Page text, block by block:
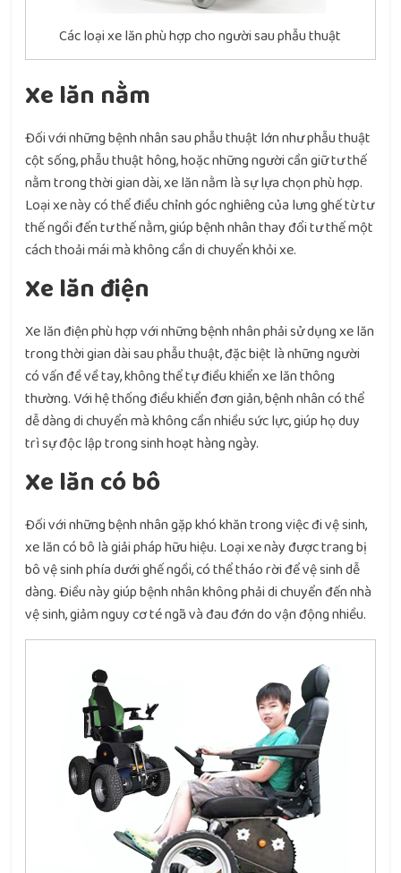
Các loại xe lăn phù hợp cho người sau phẫu thuật
Xe lăn nằm
Đối với những bệnh nhân sau phẫu thuật lớn như phẫu thuật
cột sống, phẫu thuật hông, hoặc những người cần giữ tư thế
nằm trong thời gian dài, xe lăn nằm là sự lựa chọn phù hợp.
Loại xe này có thể điều chỉnh góc nghiêng của lưng ghế từ tư
thế ngồi đến tư thế nằm, giúp bệnh nhân thay đổi tư thế một
cách thoải mái mà không cần di chuyển khỏi xe.
Xe lăn điện
Xe lăn điện phù hợp với những bệnh nhân phải sử dụng xe lăn
trong thời gian dài sau phẫu thuật, đặc biệt là những người
có vấn đề về tay, không thể tự điều khiển xe lăn thông
thường. Với hệ thống điều khiển đơn giản, bệnh nhân có thể
dễ dàng di chuyển mà không cần nhiều sức lực, giúp họ duy
trì sự độc lập trong sinh hoạt hàng ngày.
Xe lăn có bô
Đối với những bệnh nhân gặp khó khăn trong việc đi vệ sinh,
xe lăn có bô là giải pháp hữu hiệu. Loại xe này được trang bị
bô vệ sinh phía dưới ghế ngồi, có thể tháo rời để vệ sinh dễ
dàng. Điều này giúp bệnh nhân không phải di chuyển đến nhà
vệ sinh, giảm nguy cơ té ngã và đau đớn do vận động nhiều.